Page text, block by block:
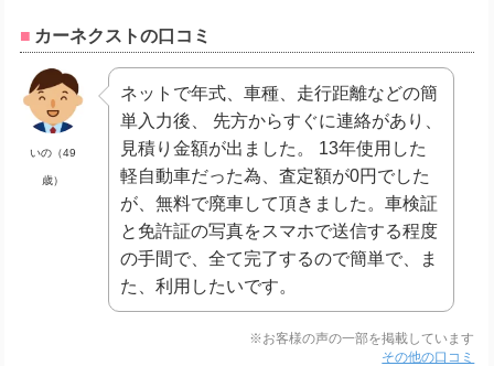
カーネクストの口コミ
いの（49
歳）
ネットで年式、車種、走行距離などの簡
単入力後、 先方からすぐに連絡があり、
見積り金額が出ました。 13年使用した
軽自動車だった為、査定額が0円でした
が、無料で廃車して頂きました。車検証
と免許証の写真をスマホで送信する程度
の手間で、全て完了するので簡単で、ま
た、利用したいです。
※お客様の声の一部を掲載しています
その他の口コミ